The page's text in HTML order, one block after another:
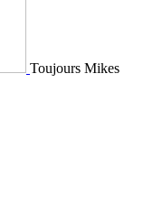
Toujours Mikes